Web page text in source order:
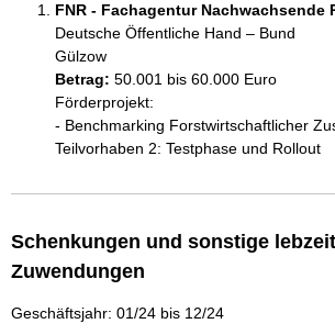
FNR - Fachagentur Nachwachsende
Deutsche Öffentliche Hand – Bund
Gülzow
Betrag: 50.001 bis 60.000 Euro
Förderprojekt:
- Benchmarking Forstwirtschaftlicher
Teilvorhaben 2: Testphase und Rollout
Schenkungen und sonstige
Zuwendungen
Geschäftsjahr: 01/24 bis 12/24